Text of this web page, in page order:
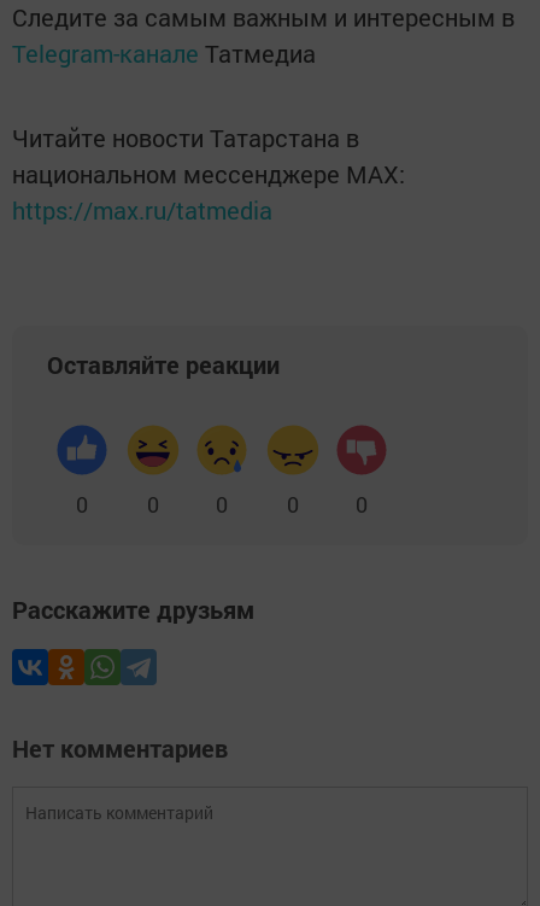
Следите за самым важным и интересным в
Telegram-канале Татмедиа
Читайте новости Татарстана в
национальном мессенджере MАХ:
https://max.ru/tatmedia
Оставляйте реакции
0 0 0 0 0
Расскажите друзьям
Нет комментариев